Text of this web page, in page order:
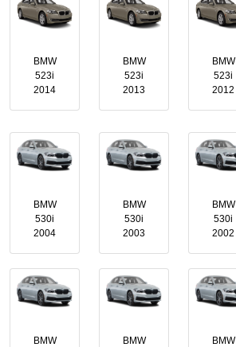
BMW
523i
2012
BMW
523i
2013
BMW
523i
2014
BMW
530i
2002
BMW
530i
2003
BMW
530i
2004
BMW
BMW
BMW